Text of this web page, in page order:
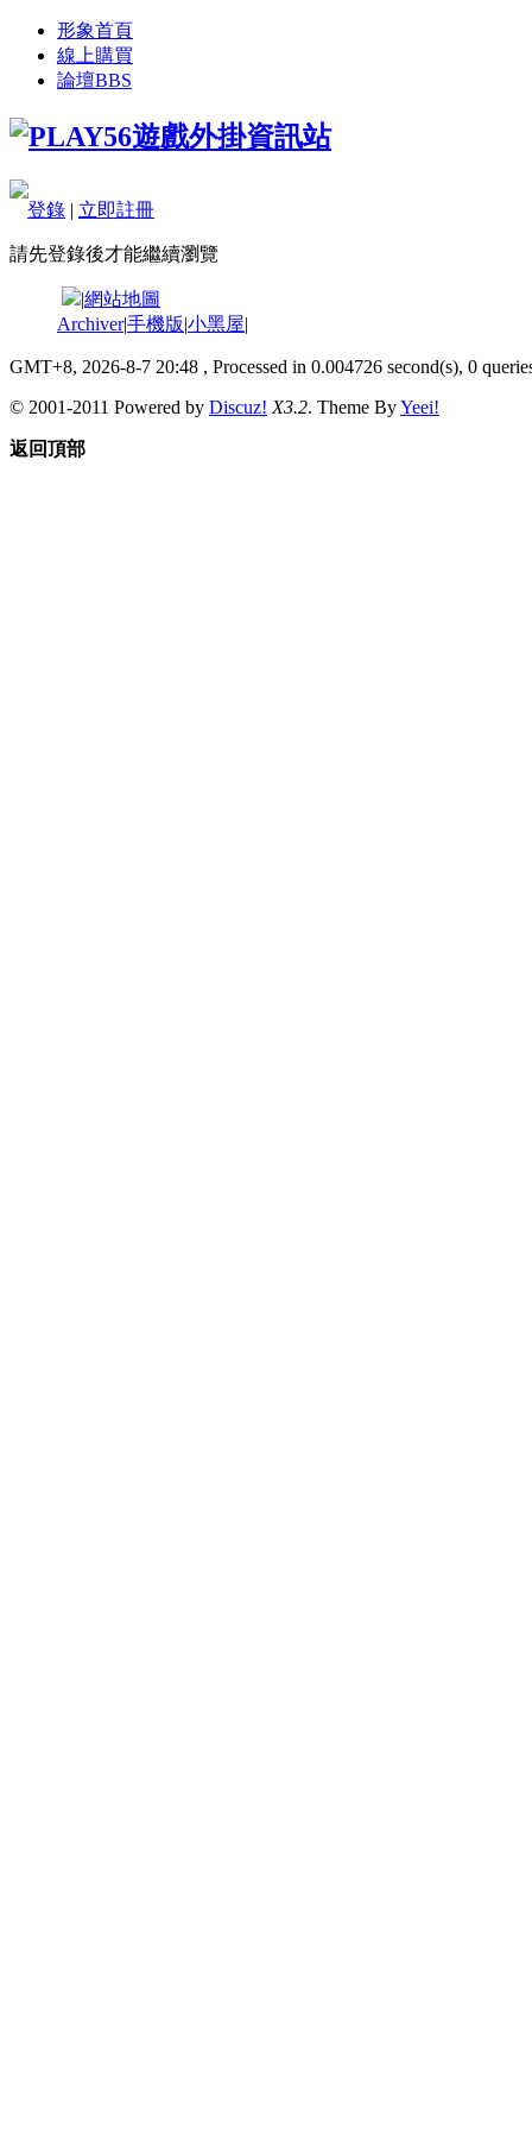
形象首頁
線上購買
論壇BBS
登錄 | 立即註冊
請先登錄後才能繼續瀏覽
|網站地圖
Archiver|手機版|小黑屋|
GMT+8, 2026-8-7 20:48 , Processed in 0.004726 second(s), 0
© 2001-2011 Powered by Discuz! X3.2. Theme ByYeei!
返回頂部